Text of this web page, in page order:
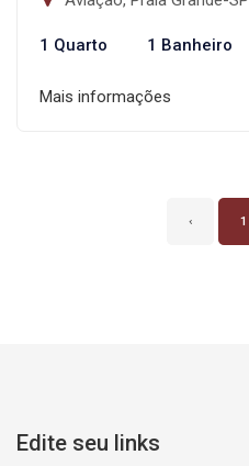
1 Quarto 1 Banheiro
Mais informações
‹ 1
Edite seu links